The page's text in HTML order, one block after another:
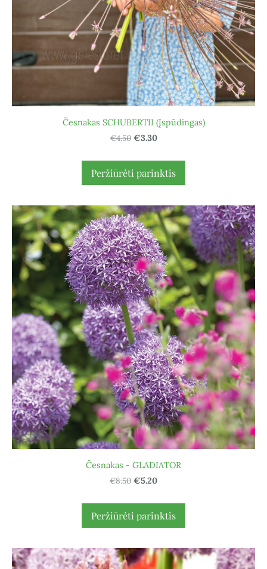
Česnakas SCHUBERTII (Įspūdingas)
€4.50 €3.30
Peržiūrėti parinktis
Česnakas - GLADIATOR
€8.50 €5.20
Peržiūrėti parinktis